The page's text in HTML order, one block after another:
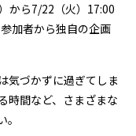
から7/22（火）17:00
加者から独自の企画
気づかずに過ぎてしま
時間など、さまざまな